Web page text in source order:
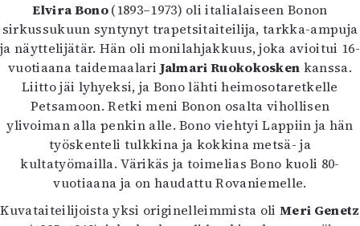
Info
Tilaus ja irtonumerot
Yhteistyössä
Toimitus
Mediatiedot
Kaltio ry
Elvira Bono(1893–1973) oli italialaiseen Bonon
sirkussukuun syntynyt trapetsitaiteilija, tarkka-ampuja
ja näyttelijätär. Hän oli monilahjakkuus, joka avioitui 16-
vuotiaana taidemaalariJalmari Ruokokosken kanssa.
Liitto jäi lyhyeksi, ja Bono lähti heimosotaretkelle
Petsamoon. Retki meni Bonon osalta vihollisen
ylivoiman alla penkin alle. Bono viehtyi Lappiin ja hän
työskenteli tulkkina ja kokkina metsä- ja
kultatyömailla. Värikäs ja toimelias Bono kuoli 80-
vuotiaana ja on haudattu Rovaniemelle.
Kuvataiteilijoista yksi originelleimmista oliMeri Genetz